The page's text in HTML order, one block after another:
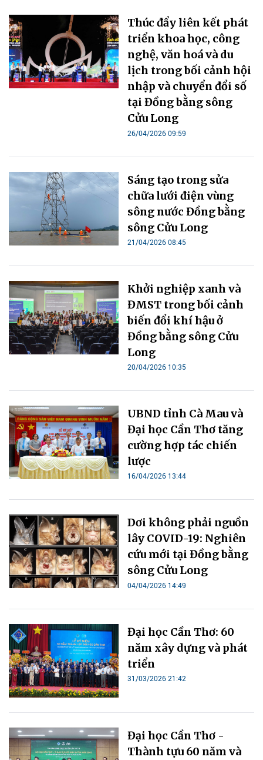
Thúc đẩy liên kết phát
triển khoa học, công
nghệ, văn hoá và du
lịch trong bối cảnh hội
nhập và chuyển đổi số
tại Đồng bằng sông
Cửu Long
26/04/2026 09:59
Sáng tạo trong sửa
chữa lưới điện vùng
sông nước Đồng bằng
sông Cửu Long
21/04/2026 08:45
Khởi nghiệp xanh và
ĐMST trong bối cảnh
biến đổi khí hậu ở
Đồng bằng sông Cửu
Long
20/04/2026 10:35
UBND tỉnh Cà Mau và
Đại học Cần Thơ tăng
cường hợp tác chiến
lược
16/04/2026 13:44
Dơi không phải nguồn
lây COVID-19: Nghiên
cứu mới tại Đồng bằng
sông Cửu Long
04/04/2026 14:49
Đại học Cần Thơ: 60
năm xây dựng và phát
triển
31/03/2026 21:42
Đại học Cần Thơ -
Thành tựu 60 năm và